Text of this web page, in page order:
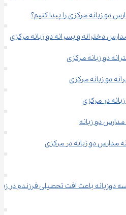
دو زبانه مرکزی را پیدا کنیم؟
دخترانه و پسرانه دو زبانه مرکزی
دو زبانه مرکزی
دو زبانه مرکزی
در مرکزی
دو زبانه
مدارس دو زبانه در مرکزی
دوزبانه باعث افت تحصیلی فرزندم در